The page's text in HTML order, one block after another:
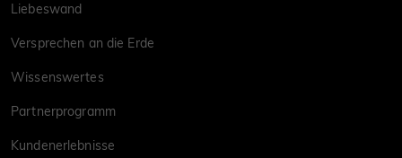
Liebeswand
Versprechen an die Erde
Wissenswertes
Partnerprogramm
Kundenerlebnisse